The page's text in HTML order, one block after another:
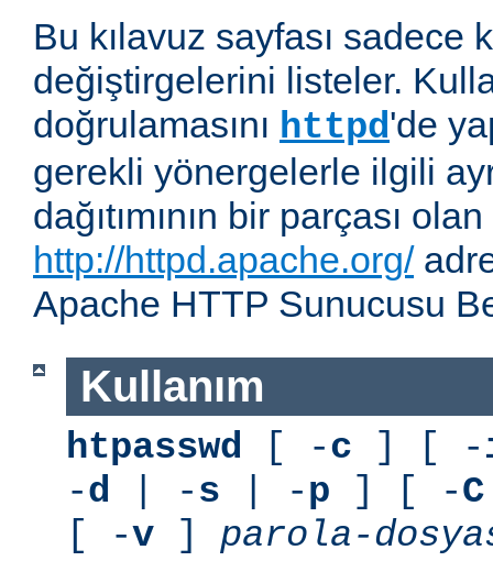
Bu kılavuz sayfası sadece
değiştirgelerini listeler.
doğrulamasını httpd'de
gerekli yönergelerle ilgili
dağıtımının bir parçası
http://httpd.apache.org/
Apache HTTP Sunucusu
Kullanım
htpasswd [ -c ] [ -
-d | -s | -p ] [ -C
[ -v ] parola-